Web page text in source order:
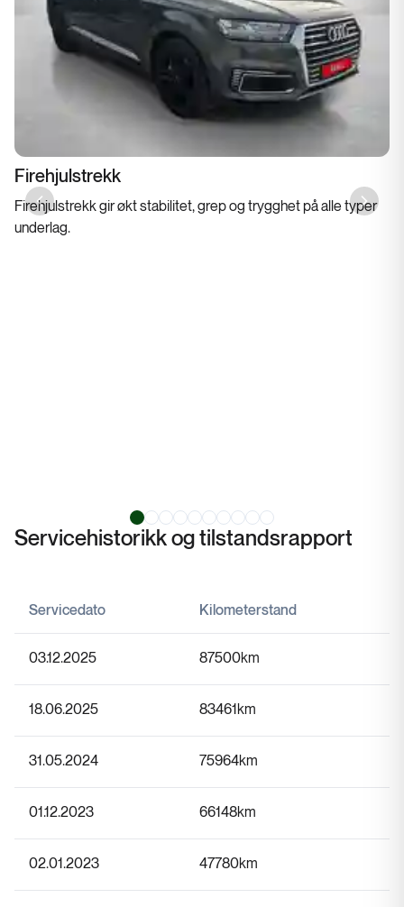
Firehjulstrekk
Firehjulstrekk gir økt stabilitet, grep og trygghet på alle typer
underlag.
Previous slide Next
Servicehistorikk og tilstandsrapport
Servicedato Kilometerstand
03.12.2025 87500km
18.06.2025 83461 km
31.05.2024 75964km
01.12.2023 66148km
02.01.2023 47780km